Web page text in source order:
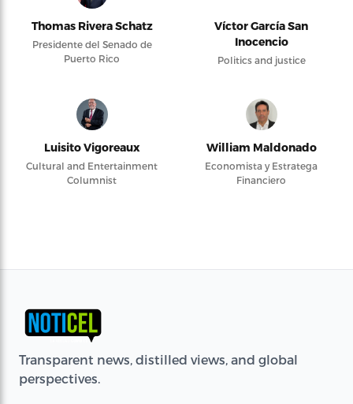
Thomas Rivera Schatz
Presidente del Senado de
Puerto Rico
Víctor García San
Inocencio
Politics and justice
Luisito Vigoreaux
Cultural and Entertainment
Columnist
William Maldonado
Economista y Estratega
Financiero
Transparent news, distilled views, and global
perspectives.